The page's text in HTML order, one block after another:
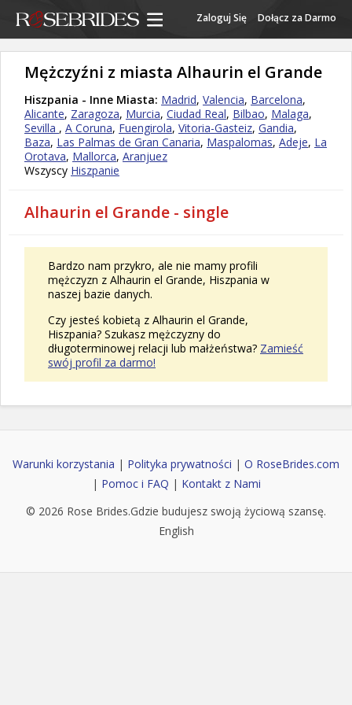
Zaloguj Się Dołącz za Darmo
Mężczyźni z miasta Alhaurin el Grande
Hiszpania - Inne Miasta: Madrid, Valencia, Barcelona,
Alicante, Zaragoza, Murcia, Ciudad Real, Bilbao, Malaga,
Sevilla , A Coruna, Fuengirola, Vitoria-Gasteiz, Gandia,
Baza, Las Palmas de Gran Canaria, Maspalomas, Adeje, La
Orotava, Mallorca, Aranjuez
Wszyscy Hiszpanie
Alhaurin el Grande - single
Bardzo nam przykro, ale nie mamy profili
mężczyzn z Alhaurin el Grande, Hiszpania w
naszej bazie danych.
Czy jesteś kobietą z Alhaurin el Grande,
Hiszpania? Szukasz mężczyzny do
długoterminowej relacji lub małżeństwa? Zamieść
swój profil za darmo!
Warunki korzystania | Polityka prywatności | O RoseBrides.com
| Pomoc i FAQ | Kontakt z Nami
© 2026 Rose Brides.Gdzie budujesz swoją życiową szansę.
English